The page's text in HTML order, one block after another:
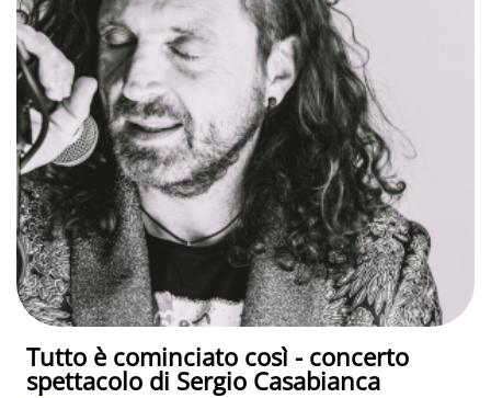
Tutto è cominciato così - concerto
spettacolo di Sergio Casabianca